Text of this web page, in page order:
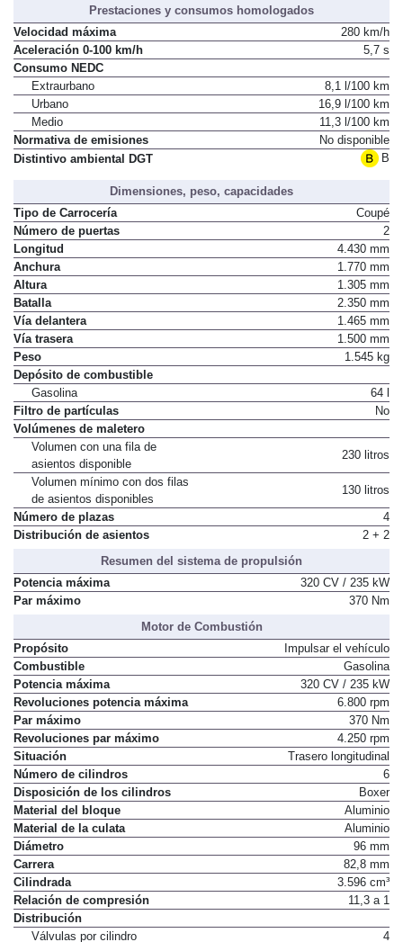
Prestaciones y consumos homologados
Velocidad máxima
280 km/h
Aceleración 0-100 km/h
5,7 s
Consumo NEDC
Extraurbano
8,1 l/100 km
Urbano
16,9 l/100 km
Medio
11,3 l/100 km
Normativa de emisiones
No disponible
Distintivo ambiental DGT
B
Dimensiones, peso, capacidades
Tipo de Carrocería
Coupé
Número de puertas
2
Longitud
4.430 mm
Anchura
1.770 mm
Altura
1.305 mm
Batalla
2.350 mm
Vía delantera
1.465 mm
Vía trasera
1.500 mm
Peso
1.545 kg
Depósito de combustible
Gasolina
64 l
Filtro de partículas
No
Volúmenes de maletero
Volumen con una fila de
asientos disponible
230 litros
Volumen mínimo con dos filas
de asientos disponibles
130 litros
Número de plazas
4
Distribución de asientos
2 + 2
Resumen del sistema de propulsión
Potencia máxima
320 CV / 235 kW
Par máximo
370 Nm
Motor de Combustión
Propósito
Impulsar el vehículo
Combustible
Gasolina
Potencia máxima
320 CV / 235 kW
Revoluciones potencia máxima
6.800 rpm
Par máximo
370 Nm
Revoluciones par máximo
4.250 rpm
Situación
Trasero longitudinal
Número de cilindros
6
Disposición de los cilindros
Boxer
Material del bloque
Aluminio
Material de la culata
Aluminio
Diámetro
96 mm
Carrera
82,8 mm
Cilindrada
3.596 cm³
Relación de compresión
11,3 a 1
Distribución
Válvulas por cilindro
4